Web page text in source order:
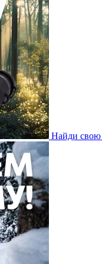
Найди свою